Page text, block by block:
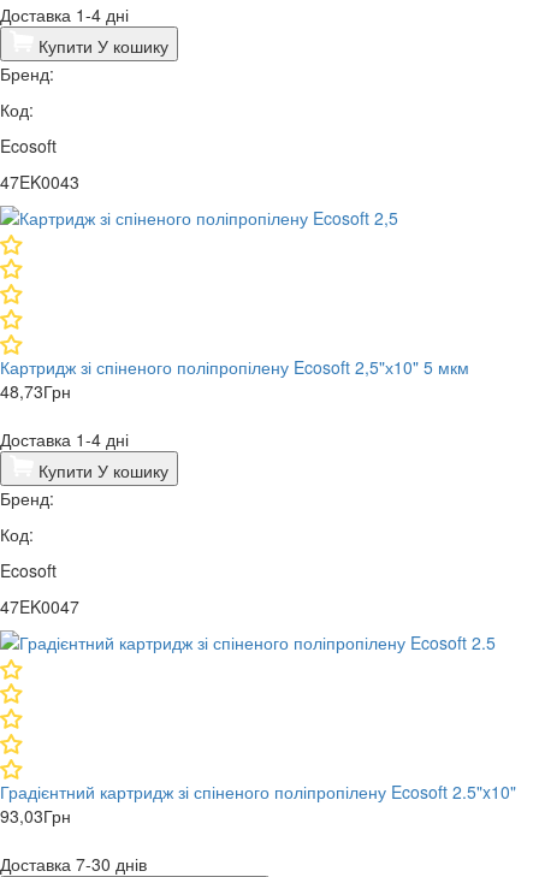
Доставка 1-4 дні
Купити У кошику
Бренд:
Код:
Ecosoft
47EK0043
Картридж зі спіненого поліпропілену Ecosoft 2,5"х10" 5 мкм
48,73Грн
Доставка 1-4 дні
Купити У кошику
Бренд:
Код:
Ecosoft
47EK0047
Градієнтний картридж зі спіненого поліпропілену Ecosoft 2.5"x10"
93,03Грн
Доставка 7-30 днів